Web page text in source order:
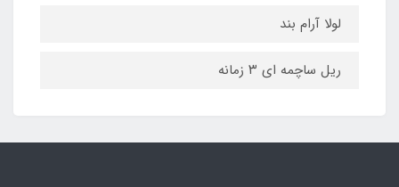
لولا آرام بند
ریل ساچمه ای ۳ زمانه